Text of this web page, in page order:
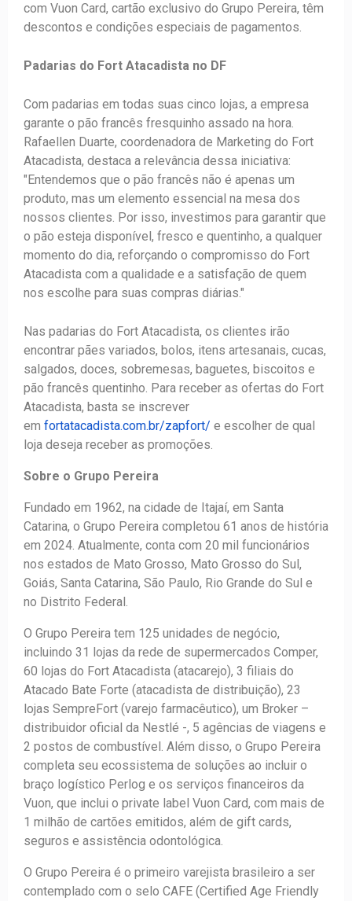
com Vuon Card, cartão exclusivo do Grupo Pereira, têm
descontos e condições especiais de pagamentos.
Padarias do Fort Atacadista no DF
Com padarias em todas suas cinco lojas, a empresa
garante o pão francês fresquinho assado na hora.
Rafaellen Duarte, coordenadora de Marketing do Fort
Atacadista, destaca a relevância dessa iniciativa:
"Entendemos que o pão francês não é apenas um
produto, mas um elemento essencial na mesa dos
nossos clientes. Por isso, investimos para garantir que
o pão esteja disponível, fresco e quentinho, a qualquer
momento do dia, reforçando o compromisso do Fort
Atacadista com a qualidade e a satisfação de quem
nos escolhe para suas compras diárias."
Nas padarias do Fort Atacadista, os clientes irão
encontrar pães variados, bolos, itens artesanais, cucas,
salgados, doces, sobremesas, baguetes, biscoitos e
pão francês quentinho. Para receber as ofertas do Fort
Atacadista, basta se inscrever
em fortatacadista.com.br/zapfort/ e escolher de qual
loja deseja receber as promoções.
Sobre o Grupo Pereira
Fundado em 1962, na cidade de Itajaí, em Santa
Catarina, o Grupo Pereira completou 61 anos de história
em 2024. Atualmente, conta com 20 mil funcionários
nos estados de Mato Grosso, Mato Grosso do Sul,
Goiás, Santa Catarina, São Paulo, Rio Grande do Sul e
no Distrito Federal.
O Grupo Pereira tem 125 unidades de negócio,
incluindo 31 lojas da rede de supermercados Comper,
60 lojas do Fort Atacadista (atacarejo), 3 filiais do
Atacado Bate Forte (atacadista de distribuição), 23
lojas SempreFort (varejo farmacêutico), um Broker –
distribuidor oficial da Nestlé -, 5 agências de viagens e
2 postos de combustível. Além disso, o Grupo Pereira
completa seu ecossistema de soluções ao incluir o
braço logístico Perlog e os serviços financeiros da
Vuon, que inclui o private label Vuon Card, com mais de
1 milhão de cartões emitidos, além de gift cards,
seguros e assistência odontológica.
O Grupo Pereira é o primeiro varejista brasileiro a ser
contemplado com o selo CAFE (Certified Age Friendly